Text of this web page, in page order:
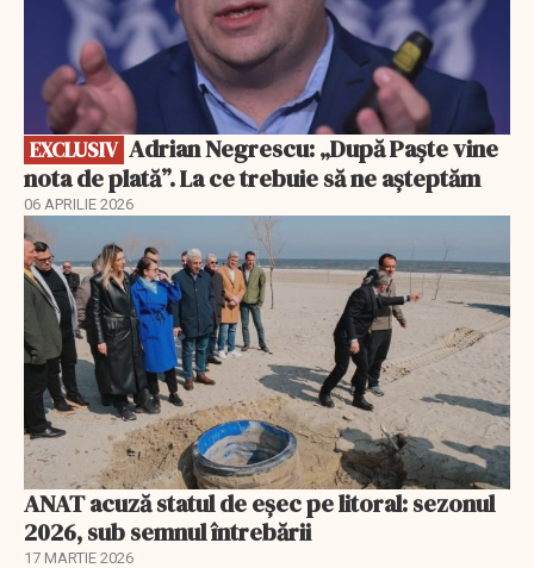
EXCLUSIV
nota de plată”. La ce trebuie să ne așteptăm
06 APRILIE 2026
ANAT acuză statul de eșec pe litoral: sezonul
2026, sub semnul întrebării
17 MARTIE 2026